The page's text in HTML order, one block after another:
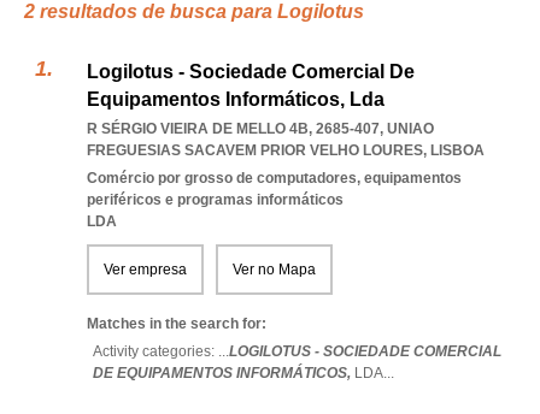
2 resultados de busca para Logilotus
Logilotus - Sociedade Comercial De
Equipamentos Informáticos, Lda
R SÉRGIO VIEIRA DE MELLO 4B, 2685-407, UNIAO
FREGUESIAS SACAVEM PRIOR VELHO LOURES, LISBOA
Comércio por grosso de computadores, equipamentos
periféricos e programas informáticos
LDA
Ver empresa Ver no Mapa
Matches in the search for:
Activity categories: ...LOGILOTUS - SOCIEDADE COMERCIAL
DE EQUIPAMENTOS INFORMÁTICOS, LDA...